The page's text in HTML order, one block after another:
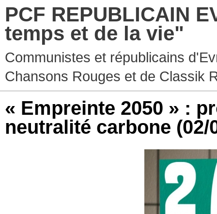
PCF REPUBLICAIN
temps et de la vie"
Communistes et républicains
Chansons Rouges et de Classik
« Empreinte 2050 » :
neutralité carbone (02/